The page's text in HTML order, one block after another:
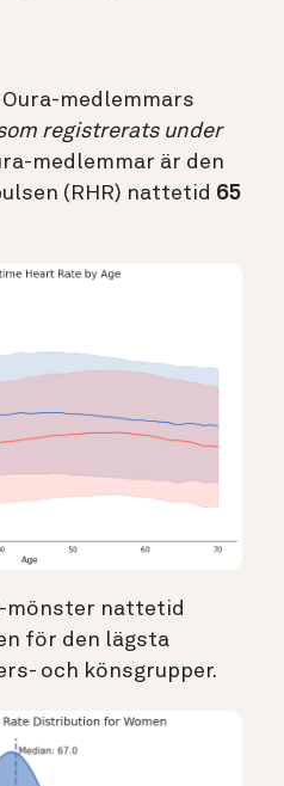
medlemmars
registrerats under
medlemmar är den
(RHR) nattetid 65
mönster nattetid
för den lägsta
och könsgrupper.